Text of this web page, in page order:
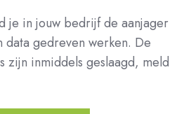
je in jouw bedrijf de aanjager
gedreven werken. De
zijn inmiddels geslaagd, meld